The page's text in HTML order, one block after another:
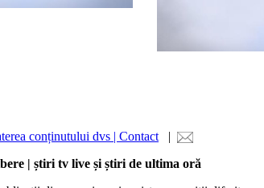
conținutului dvs | Contact |
| știri tv live și știri de ultima oră